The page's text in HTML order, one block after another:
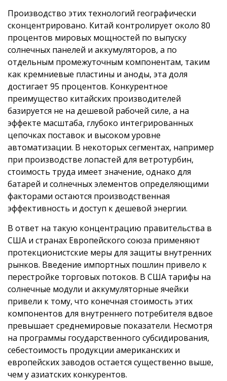
Производство этих технологий географически
сконцентрировано. Китай контролирует около 80
процентов мировых мощностей по выпуску
солнечных панелей и аккумуляторов, а по
отдельным промежуточным компонентам, таким
как кремниевые пластины и аноды, эта доля
достигает 95 процентов. Конкурентное
преимущество китайских производителей
базируется не на дешевой рабочей силе, а на
эффекте масштаба, глубоко интегрированных
цепочках поставок и высоком уровне
автоматизации. В некоторых сегментах, например
при производстве лопастей для ветротурбин,
стоимость труда имеет значение, однако для
батарей и солнечных элементов определяющими
факторами остаются производственная
эффективность и доступ к дешевой энергии.
В ответ на такую концентрацию правительства в
США и странах Европейского союза применяют
протекционистские меры для защиты внутренних
рынков. Введение импортных пошлин привело к
перестройке торговых потоков. В США тарифы на
солнечные модули и аккумуляторные ячейки
привели к тому, что конечная стоимость этих
компонентов для внутреннего потребителя вдвое
превышает среднемировые показатели. Несмотря
на программы государственного субсидирования,
себестоимость продукции американских и
европейских заводов остается существенно выше,
чем у азиатских конкурентов.